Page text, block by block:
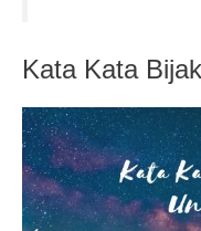
Kata Kata